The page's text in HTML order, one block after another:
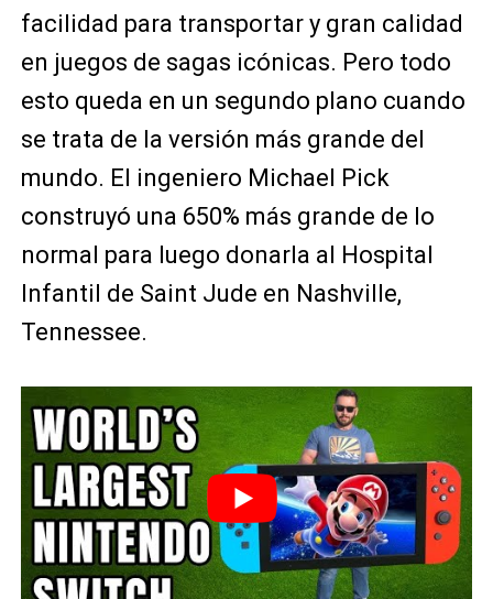
facilidad para transportar y gran calidad
en juegos de sagas icónicas. Pero todo
esto queda en un segundo plano cuando
se trata de la versión más grande del
mundo. El ingeniero Michael Pick
construyó una 650% más grande de lo
normal para luego donarla al Hospital
Infantil de Saint Jude en Nashville,
Tennessee.